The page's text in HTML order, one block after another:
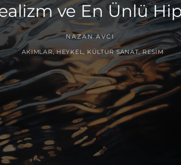
ve En Ünlü
NAZAN AVCI
AKIMLAR HEYKEL KÜLTÜR SANAT,RESIM